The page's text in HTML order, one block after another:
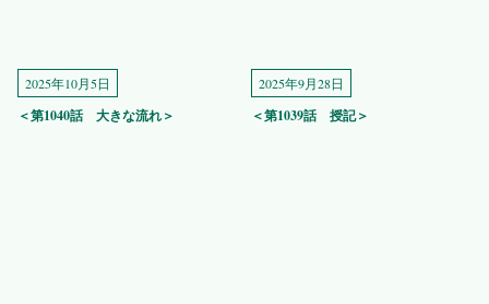
2025年10月5日
＜第1040話 大きな流れ＞
2025年9月28日
＜第1039話 授記＞